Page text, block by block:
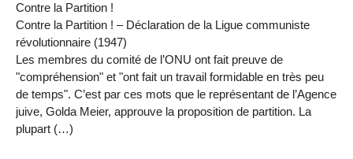
Contre la Partition !
Contre la Partition ! – Déclaration de la Ligue communiste
révolutionnaire (1947)
Les membres du comité de l’ONU ont fait preuve de
"compréhension" et "ont fait un travail formidable en très peu
de temps". C’est par ces mots que le représentant de l’Agence
juive, Golda Meier, approuve la proposition de partition. La
plupart (…)